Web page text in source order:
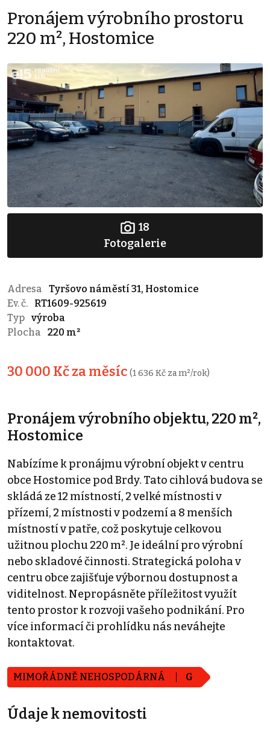
Pronájem výrobního prostoru
220 m², Hostomice
18
Fotogalerie
Adresa
Tyršovo náměstí 31, Hostomice
Ev. č.
RT1609-925619
Typ výroba
Plocha
220 m²
30 000 Kč za měsíc (1 636 Kč za m²/rok)
Pronájem výrobního objektu, 220 m²,
Hostomice
Nabízíme k pronájmu výrobní objekt v centru
obce Hostomice pod Brdy. Tato cihlová budova se
skládá ze 12 místností, 2 velké místnosti v
přízemí, 2 místnosti v podzemí a 8 menších
místností v patře, což poskytuje celkovou
užitnou plochu 220 m². Je ideální pro výrobní
nebo skladové činnosti. Strategická poloha v
centru obce zajišťuje výbornou dostupnost a
viditelnost. Nepropásněte příležitost využít
tento prostor k rozvoji vašeho podnikání. Pro
více informací či prohlídku nás neváhejte
kontaktovat.
MIMOŘÁDNĚ NEHOSPODÁRNÁ G
Údaje k nemovitosti